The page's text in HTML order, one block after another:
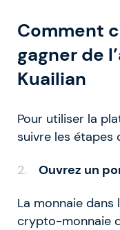
Comment
gagner de
Kuailian
Pour utiliser la
suivre les étapes
Ouvrez un
La monnaie dans
crypto-monnaie